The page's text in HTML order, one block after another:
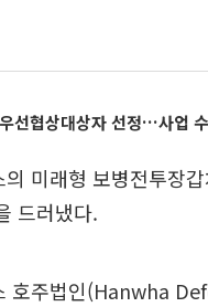
선협상대상자 선정…사업
의 미래형 보병전투장
드러냈다.
호주법인(Hanwha